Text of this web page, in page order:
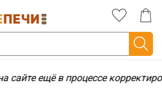
сайте ещё в процессе